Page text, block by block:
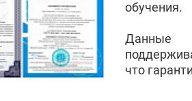
обучения.
Данные
что